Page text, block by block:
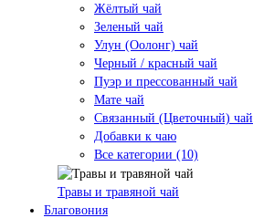
Жёлтый чай
Зеленый чай
Улун (Оолонг) чай
Черный / красный чай
Пуэр и прессованный чай
Мате чай
Связанный (Цветочный) чай
Добавки к чаю
Все категории (10)
Травы и травяной чай
Благовония